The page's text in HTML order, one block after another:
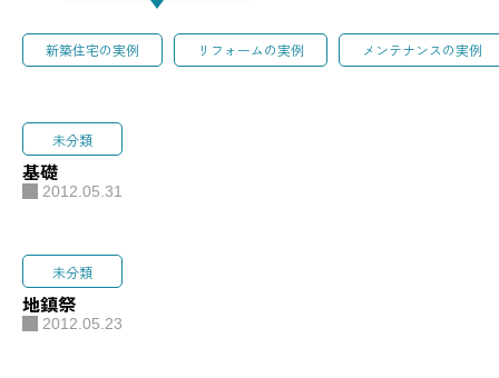
新築住宅の実例 リフォームの実例 メンテナンスの実例
未分類
基礎
2012.05.31
未分類
地鎮祭
2012.05.23